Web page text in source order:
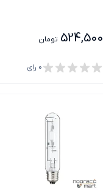
524,500 تومان
0 رای